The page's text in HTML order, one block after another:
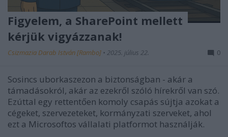
Figyelem, a SharePoint mellett
kérjük vigyázzanak!
Csizmazia Darab István [Rambo] • 2025. július 22. 0
Sosincs uborkaszezon a biztonságban - akár a
támadásokról, akár az ezekről szóló hírekről van szó.
Ezúttal egy rettentően komoly csapás sújtja azokat a
cégeket, szervezeteket, kormányzati szerveket, ahol
ezt a Microsoftos vállalati platformot használják.